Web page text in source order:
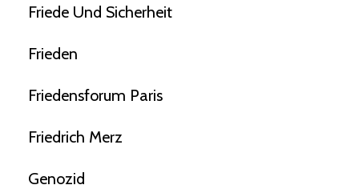
Friede Und Sicherheit
Frieden
Friedensforum Paris
Friedrich Merz
Genozid